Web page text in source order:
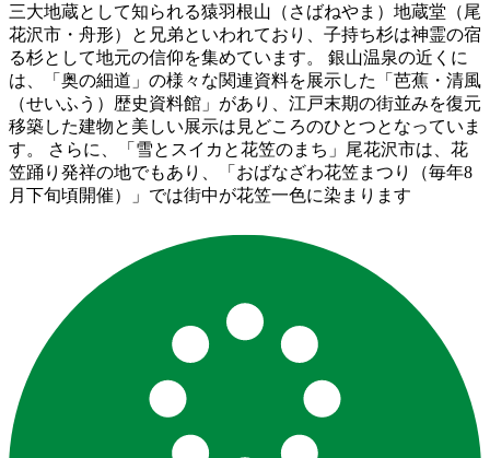
三大地蔵として知られる猿羽根山（さばねやま）地蔵堂（尾
花沢市・舟形）と兄弟といわれており、子持ち杉は神霊の宿
る杉として地元の信仰を集めています。 銀山温泉の近くに
は、「奥の細道」の様々な関連資料を展示した「芭蕉・清風
（せいふう）歴史資料館」があり、江戸末期の街並みを復元
移築した建物と美しい展示は見どころのひとつとなっていま
す。 さらに、「雪とスイカと花笠のまち」尾花沢市は、花
笠踊り発祥の地でもあり、「おばなざわ花笠まつり（毎年8
月下旬頃開催）」では街中が花笠一色に染まります